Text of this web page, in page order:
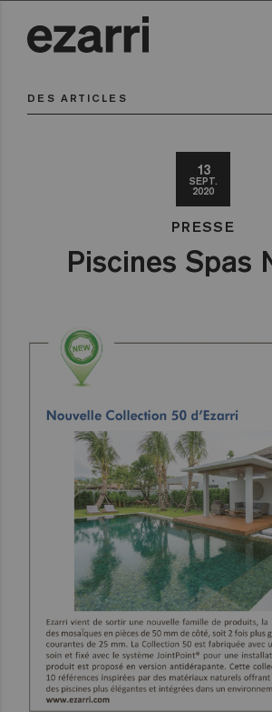
DES ARTICLES
13
SEPT.
2020
PRESSE
Piscines Spas